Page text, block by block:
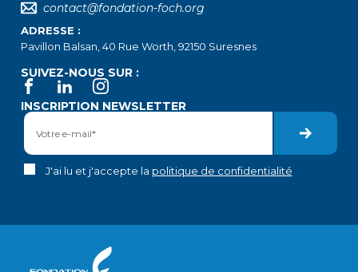
contact@fondation-foch.org
ADRESSE :
Pavillon Balsan, 40 Rue Worth, 92150 Suresnes
SUIVEZ-NOUS SUR :
INSCRIPTION NEWSLETTER
J'ai lu et j'accepte la politique de confidentialité